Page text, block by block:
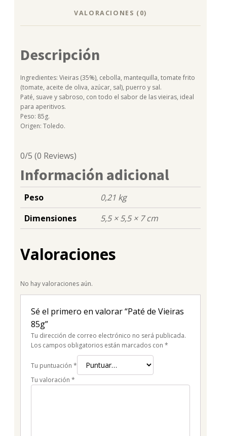
VALORACIONES (0)
Descripción
Ingredientes: Vieiras (35%), cebolla, mantequilla, tomate frito
(tomate, aceite de oliva, azúcar, sal), puerro y sal.
Paté, suave y sabroso, con todo el sabor de las vieiras, ideal
para aperitivos.
Peso: 85g.
Origen: Toledo.
0/5 (0 Reviews)
Información adicional
Peso
0,21 kg
Dimensiones
5,5 × 5,5 × 7 cm
Valoraciones
No hay valoraciones aún.
Sé el primero en valorar “Paté de Vieiras
85g”
Tu dirección de correo electrónico no será publicada.
Los campos obligatorios están marcados con *
Tu puntuación *
Tu valoración *